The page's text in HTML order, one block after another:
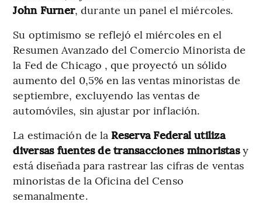
John Furner, durante un panel el miércoles.
Su optimismo se reflejó el miércoles en el
Resumen Avanzado del Comercio Minorista de
la Fed de Chicago , que proyectó un sólido
aumento del 0,5% en las ventas minoristas de
septiembre, excluyendo las ventas de
automóviles, sin ajustar por inflación.
La estimación de la Reserva Federal utiliza
diversas fuentes de transacciones minoristasy
está diseñada para rastrear las cifras de ventas
minoristas de la Oficina del Censo
semanalmente.